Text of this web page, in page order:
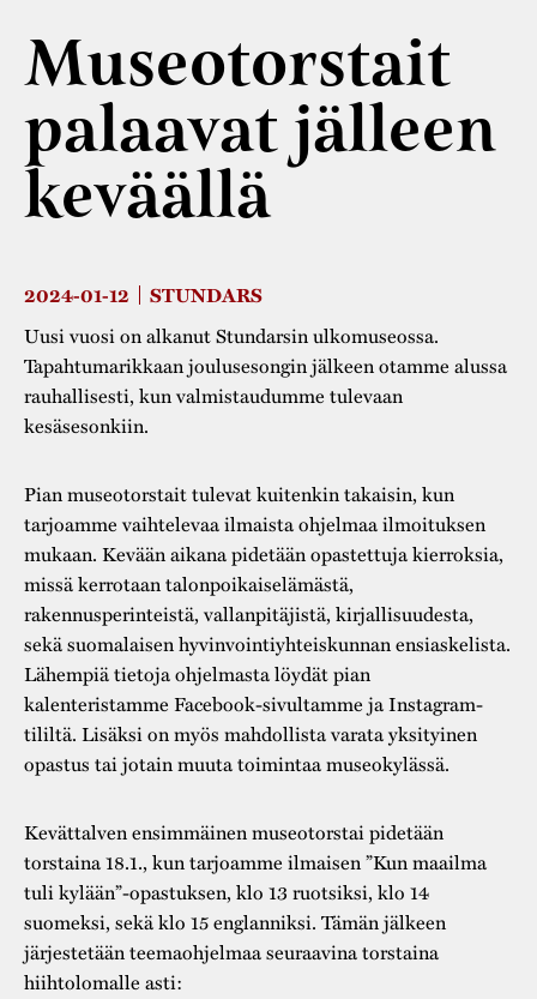
Saavutettavuus
Kestävä kehitys
Jarl Hemmer
Rakennukset
Rakennusperintö
Museokokoelmat
Markkinat
Vuosikertomukset
Museotorstait
palaavat jälleen
keväällä
2024-01-12 STUNDARS
Uusi vuosi on alkanut Stundarsin ulkomuseossa.
Tapahtumarikkaan joulusesongin jälkeen otamme alussa
rauhallisesti, kun valmistaudumme tulevaan
kesäsesonkiin.
Pian museotorstait tulevat kuitenkin takaisin, kun
tarjoamme vaihtelevaa ilmaista ohjelmaa ilmoituksen
mukaan. Kevään aikana pidetään opastettuja kierroksia,
missä kerrotaan talonpoikaiselämästä,
rakennusperinteistä, vallanpitäjistä, kirjallisuudesta,
sekä suomalaisen hyvinvointiyhteiskunnan ensiaskelista.
Lähempiä tietoja ohjelmasta löydät pian
kalenteristamme Facebook-sivultamme ja Instagram-
tililtä. Lisäksi on myös mahdollista varata yksityinen
opastus tai jotain muuta toimintaa museokylässä.
Kevättalven ensimmäinen museotorstai pidetään
torstaina 18.1., kun tarjoamme ilmaisen ”Kun maailma
tuli kylään”-opastuksen, klo 13 ruotsiksi, klo 14
suomeksi, sekä klo 15 englanniksi. Tämän jälkeen
järjestetään teemaohjelmaa seuraavina torstaina
hiihtolomalle asti: